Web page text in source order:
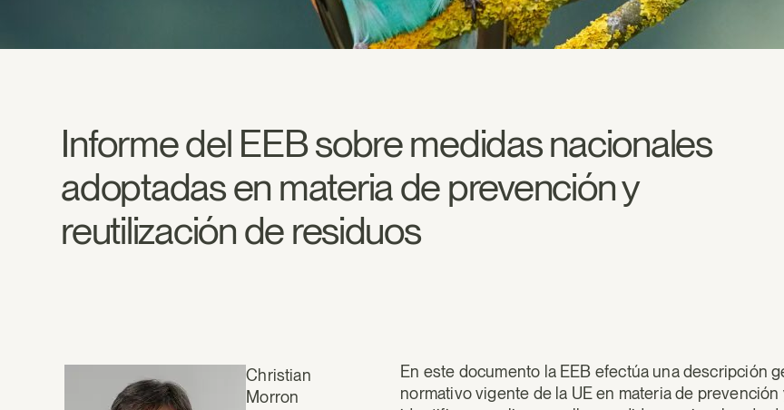
Informe del EEB sobre medidas nacionales
adoptadas en materia de prevención y
reutilización de residuos
En este documento la EEB efectúa una descripción
normativo vigente de la UE en materia de
Christian
Morron